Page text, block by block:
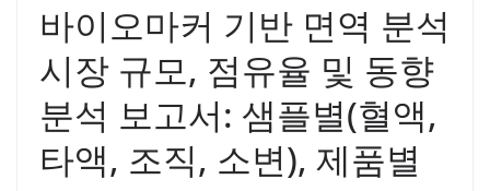
바이오마커 기반 면역 분석
시장 규모, 점유율 및 동향
분석 보고서: 샘플별(혈액,
타액, 조직, 소변), 제품별